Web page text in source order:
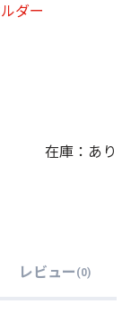
ダー
在庫：あり
レビュー (0)